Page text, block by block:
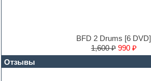
Massive presets
Mastering plug-ins
BFD 2 Drums [6 DVD]
1,600 ₽ 990 ₽
Отзывы